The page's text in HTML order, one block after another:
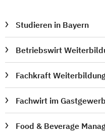
Studieren in Bayern
Betriebswirt
Fachkraft
Fachwirt im
Food & Beverage